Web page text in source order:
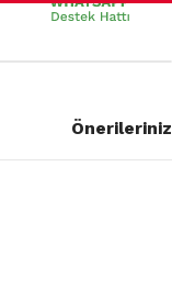
Önerileriniz